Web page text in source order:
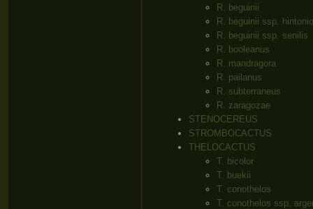
R. beguinii
R. beguinii ssp.
R. beguinii ssp. senilis
R. booleanus
R. mandragora
R. pailanus
R. subterraneus
R. zaragozae
STENOCEREUS
STROMBOCACTUS
THELOCACTUS
T. bicolor
T. buekii
T. conothelos
T. conothelos ssp.